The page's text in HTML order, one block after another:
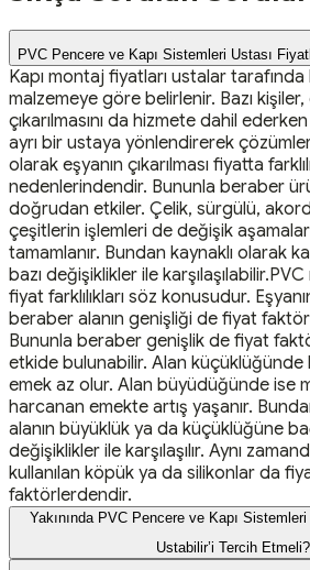
PVC Pencere ve Kapı Sistemleri Ustası
Kapı montaj fiyatları ustalar
malzemeye göre belirlenir. Bazı kişiler,
çıkarılmasını da hizmete dahil
ayrı bir ustaya yönlendirerek
olarak eşyanın çıkarılması fiyatta
nedenlerindendir. Bununla beraber
doğrudan etkiler. Çelik, sürgülü,
çeşitlerin işlemleri de değişik
tamamlanır. Bundan kaynaklı olarak
bazı değişiklikler ile
fiyat farklılıkları söz konusudur.
beraber alanın genişliği de fiyat
Bununla beraber genişlik de fiyat
etkide bulunabilir. Alan küçüklüğünde
emek az olur. Alan büyüdüğünde ise
harcanan emekte artış yaşanır.
alanın büyüklük ya da küçüklüğüne
değişiklikler ile karşılaşılır. Aynı
kullanılan köpük ya da silikonlar da
faktörlerdendir.
Yakınında PVC Pencere ve Kapı
Ustabilir’i Tercih Etmeli?